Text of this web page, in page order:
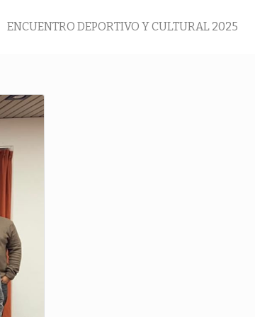
ENCUENTRO DEPORTIVO Y CULTURAL 2025